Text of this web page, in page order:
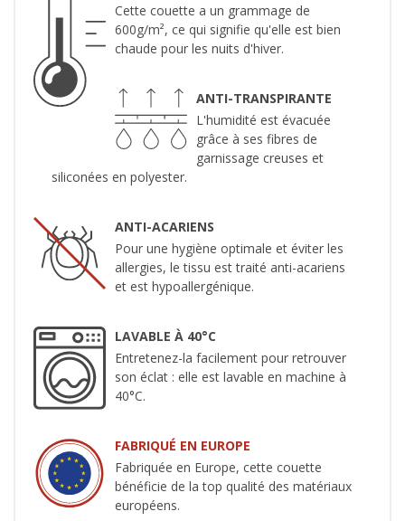
Cette couette a un grammage de
600g/m², ce qui signifie qu'elle est bien
chaude pour les nuits d'hiver.
ANTI-TRANSPIRANTE
L'humidité est évacuée
grâce à ses fibres de
garnissage creuses et
siliconées en polyester.
ANTI-ACARIENS
Pour une hygiène optimale et éviter les
allergies, le tissu est traité anti-acariens
et est hypoallergénique.
LAVABLE À 40°C
Entretenez-la facilement pour retrouver
son éclat : elle est lavable en machine à
40°C.
FABRIQUÉ EN EUROPE
Fabriquée en Europe, cette couette
bénéficie de la top qualité des matériaux
européens.